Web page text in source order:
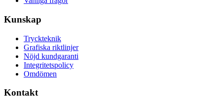
Kunskap
Tryckteknik
Grafiska riktlinjer
Nöjd kundgaranti
Integritetspolicy
Omdömen
Kontakt